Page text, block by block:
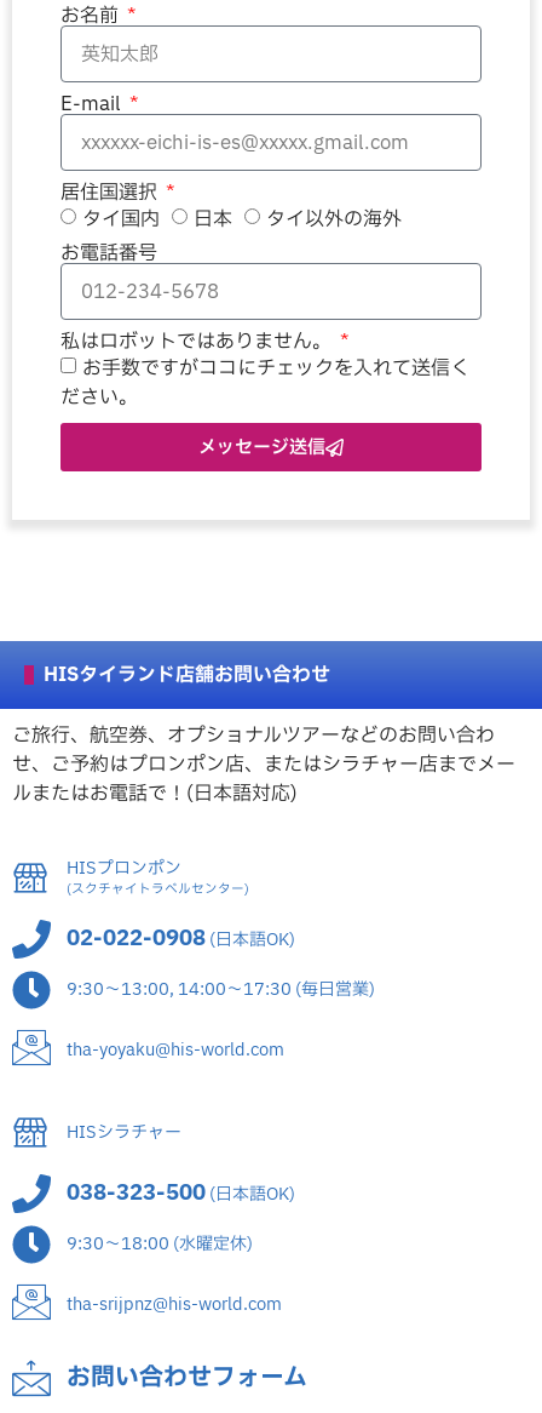
お名前
E-mail
居住国選択
タイ国内
日本
タイ以外の海外
お電話番号
私はロボットではありません。
お手数ですがココにチェックを入れて送信く
ださい。
メッセージ送信
HISタイランド店舗お問い合わせ
ご旅行、航空券、オプショナルツアーなどのお問い合わ
せ、ご予約はプロンポン店、またはシラチャー店までメー
ルまたはお電話で！(日本語対応)
HISプロンポン
(スクチャイトラベルセンター)
02-022-0908(日本語OK)
9:30～13:00, 14:00～17:30 (毎日営業)
tha-yoyaku@his-world.com
HISシラチャー
038-323-500(日本語OK)
9:30～18:00 (水曜定休)
tha-srijpnz@his-world.com
お問い合わせフォーム